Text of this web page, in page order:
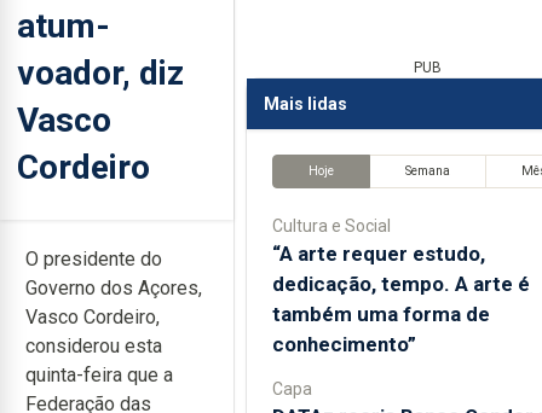
atum-
voador, diz
Vasco
Cordeiro
O presidente do
Governo dos Açores,
Vasco Cordeiro,
considerou esta
quinta-feira que a
Federação das
PUB
Mais lidas
Hoje Semana
Cultura e Social
“A arte requer estudo,
dedicação, tempo. A arte é
também uma forma de
conhecimento”
Capa